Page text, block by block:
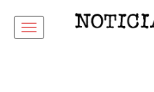
Menu